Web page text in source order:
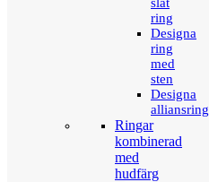
ring
Designa
ring
med
sten
Designa
alliansring
Ringar
kombinerad
med
hudfärg